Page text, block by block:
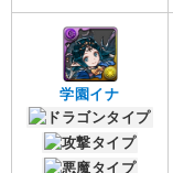
学園イナ